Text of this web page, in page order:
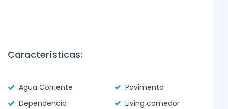
Características:
Agua Corriente
Pavimento
Dependencia
Living comedor